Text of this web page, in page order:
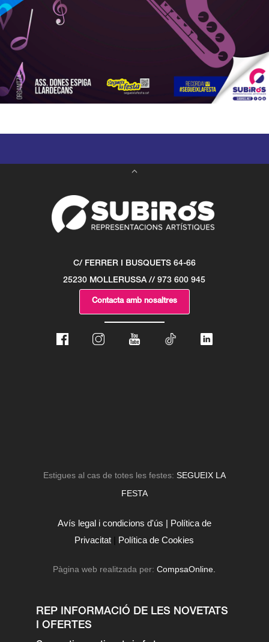
C/ FERRER I BUSQUETS 64-66
25230 MOLLERUSSA // 973 600 945
Contacta amb nosaltres
Estigues al cas de totes les festes: SEGUEIX LA
FESTA
Avís legal i condicions d'ús | Política de
Privacitat | Política de Cookies
Pàgina web realitzada per:CompsaOnline.
REP INFORMACIÓ DE LES NOVETATS
I OFERTES